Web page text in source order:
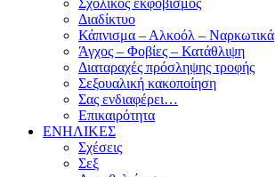
Σχολικός εκφοβισμός
Διαδίκτυο
Κάπνισμα – Αλκοόλ – Ναρκωτικά
Άγχος – Φοβίες – Κατάθλιψη
Διαταραχές πρόσληψης τροφής
Σεξουαλική κακοποίηση
Σας ενδιαφέρει…
Επικαιρότητα
ΕΝΗΛΙΚΕΣ
Σχέσεις
Σεξ